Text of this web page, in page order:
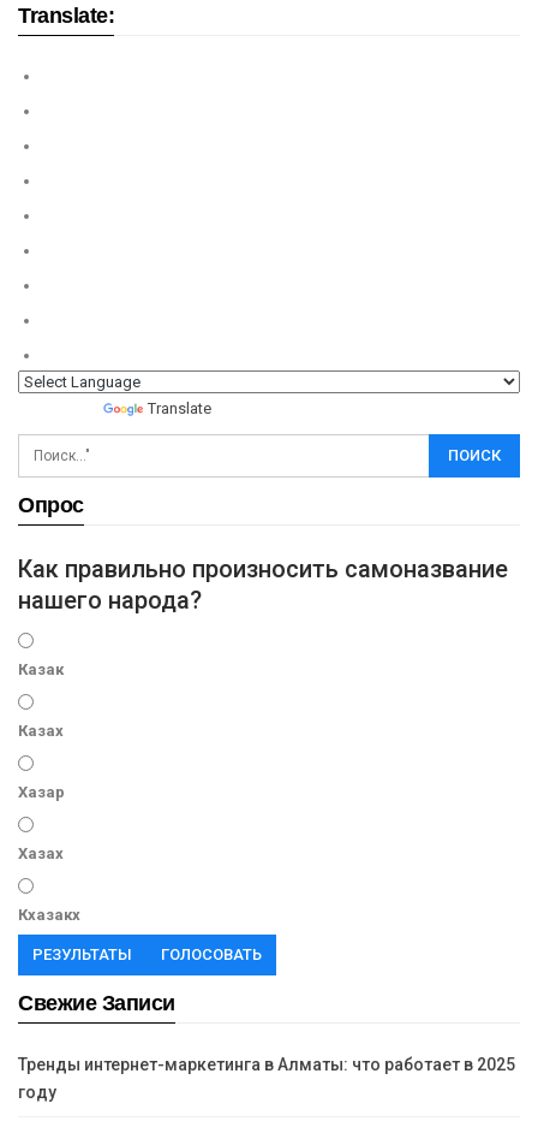
Translate:
Translate
Опрос
Как правильно произносить самоназвание
нашего народа?
Казак
Казах
Хазар
Хазах
Кхазакх
РЕЗУЛЬТАТЫ ГОЛОСОВАТЬ
Свежие Записи
Тренды интернет-маркетинга в Алматы: что работает в 2025
году